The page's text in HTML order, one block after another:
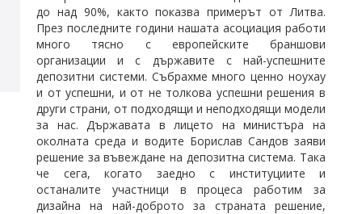
до над 90%, както показва примерът от Литва.
През последните години нашата асоциация работи
много тясно с европейските браншови
организации и с държавите с най-успешните
депозитни системи. Събрахме много ценно ноухау
и от успешни, и от не толкова успешни решения в
други страни, от подходящи и неподходящи модели
за нас. Държавата в лицето на министъра на
околната среда и водите Борислав Сандов заяви
решение за въвеждане на депозитна система. Така
че сега, когато заедно с институциите и
останалите участници в процеса работим за
дизайна на най-доброто за страната решение,